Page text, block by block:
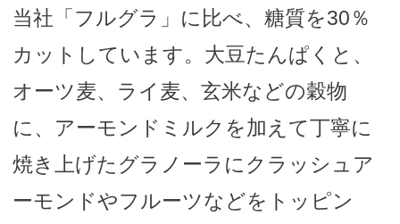
当社「フルグラ」に比べ、糖質を30％
カットしています。大豆たんぱくと、
オーツ麦、ライ麦、玄米などの穀物
に、アーモンドミルクを加えて丁寧に
焼き上げたグラノーラにクラッシュア
ーモンドやフルーツなどをトッピン